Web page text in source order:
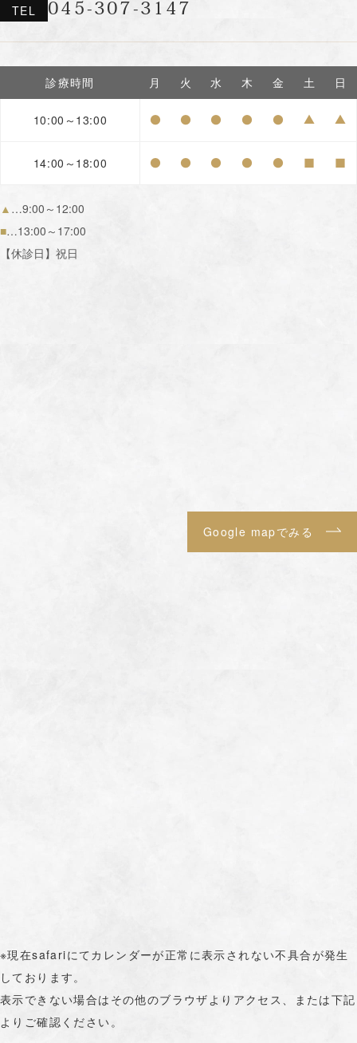
TEL 045-307-3147
診療時間 月 火 水 木 金 土 日
10:00～13:00 ● ● ● ● ● ▲ ▲
14:00～18:00 ● ● ● ● ● ■ ■
▲ …9:00～12:00
■…13:00～17:00
【休診日】祝日
Google mapでみる
※現在safariにてカレンダーが正常に表示されない不具合が発生
しております。
表示できない場合はその他のブラウザよりアクセス、または下記
よりご確認ください。